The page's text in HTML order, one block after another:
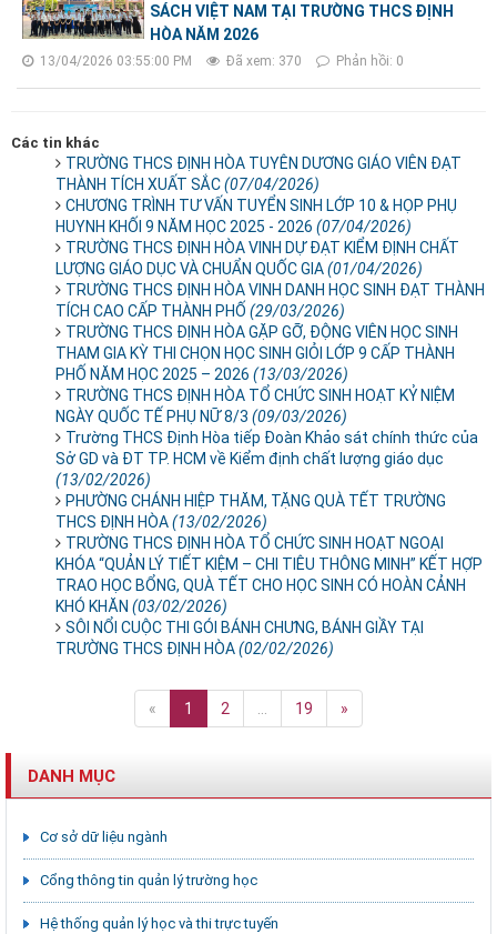
SÁCH VIỆT NAM TẠI TRƯỜNG THCS ĐỊNH
HÒA NĂM 2026
13/04/2026 03:55:00 PM Đã xem: 370 Phản hồi: 0
Các tin khác
TRƯỜNG THCS ĐỊNH HÒA TUYÊN DƯƠNG GIÁO VIÊN ĐẠT
THÀNH TÍCH XUẤT SẮC(07/04/2026)
CHƯƠNG TRÌNH TƯ VẤN TUYỂN SINH LỚP 10 & HỌP PHỤ
HUYNH KHỐI 9 NĂM HỌC 2025 - 2026 (07/04/2026)
TRƯỜNG THCS ĐỊNH HÒA VINH DỰ ĐẠT KIỂM ĐỊNH CHẤT
LƯỢNG GIÁO DỤC VÀ CHUẨN QUỐC GIA(01/04/2026)
TRƯỜNG THCS ĐỊNH HÒA VINH DANH HỌC SINH ĐẠT THÀNH
TÍCH CAO CẤP THÀNH PHỐ (29/03/2026)
TRƯỜNG THCS ĐỊNH HÒA GẶP GỠ, ĐỘNG VIÊN HỌC SINH
THAM GIA KỲ THI CHỌN HỌC SINH GIỎI LỚP 9 CẤP THÀNH
PHỐ NĂM HỌC 2025 – 2026 (13/03/2026)
TRƯỜNG THCS ĐỊNH HÒA TỔ CHỨC SINH HOẠT KỶ NIỆM
NGÀY QUỐC TẾ PHỤ NỮ 8/3 (09/03/2026)
Trường THCS Định Hòa tiếp Đoàn Khảo sát chính thức của
Sở GD và ĐT TP. HCM về Kiểm định chất lượng giáo dục
(13/02/2026)
PHƯỜNG CHÁNH HIỆP THĂM, TẶNG QUÀ TẾT TRƯỜNG
THCS ĐỊNH HÒA(13/02/2026)
TRƯỜNG THCS ĐỊNH HÒA TỔ CHỨC SINH HOẠT NGOẠI
KHÓA “QUẢN LÝ TIẾT KIỆM – CHI TIÊU THÔNG MINH” KẾT HỢP
TRAO HỌC BỔNG, QUÀ TẾT CHO HỌC SINH CÓ HOÀN CẢNH
KHÓ KHĂN (03/02/2026)
SÔI NỔI CUỘC THI GÓI BÁNH CHƯNG, BÁNH GIẦY TẠI
TRƯỜNG THCS ĐỊNH HÒA(02/02/2026)
« 1 2 ... 19 »
DANH MỤC
Cơ sở dữ liệu ngành
Cổng thông tin quản lý trường học
Hệ thống quản lý học và thi trực tuyến